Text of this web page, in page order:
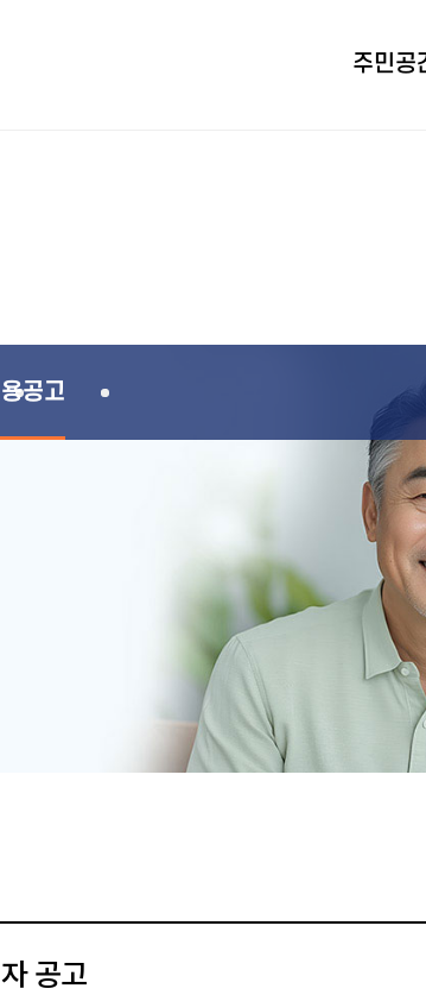
주민공
공고
공고